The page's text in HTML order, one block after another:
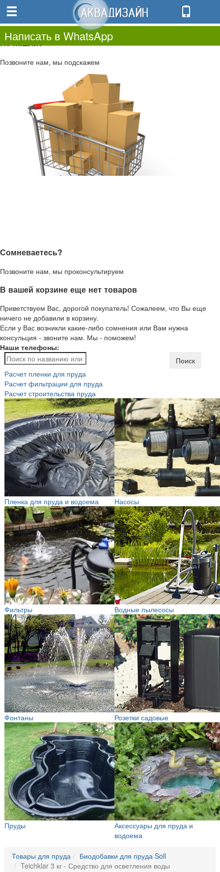
0.00
0
Не нашли?
Позвоните нам, мы подскажем
Сомневаетесь?
Позвоните нам, мы проконсультируем
В вашей корзине еще нет товаров
Приветствуем Вас, дорогой покупатель! Сожалеем, что Вы еще
ничего не добавили в корзину.
Если у Вас возникли какие-либо сомнения или Вам нужна
консульция - звоните нам. Мы - поможем!
Наши телефоны:
Написать в WhatsApp
Поиск
Расчет пленки для пруда
Расчет фильтрации для пруда
Расчет строительства пруда
Пленка для пруда и водоема Насосы
Фильтры Водные пылесосы
Фонтаны Розетки садовые
Пруды
Аксессуары для пруда и
водоема
Товары для пруда
Биодобавки для пруда Soll
Teichklar 3 кг - Средство для осветления воды